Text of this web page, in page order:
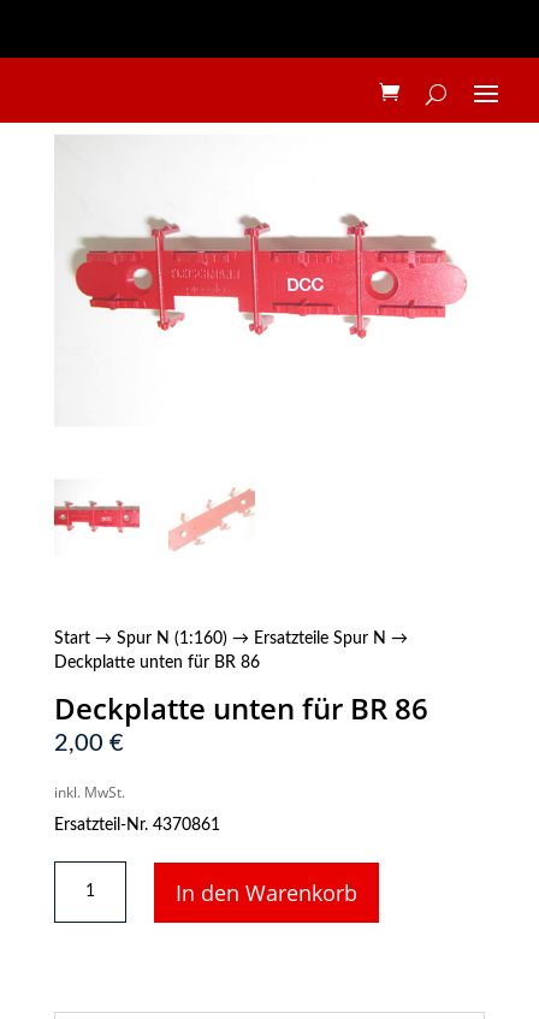
Start→ Spur N (1:160)→ Ersatzteile Spur N →
Deckplatte unten für BR 86
Deckplatte unten für BR 86
2,00 €
inkl. MwSt.
Ersatzteil-Nr. 4370861
unten
für
In den Warenkorb